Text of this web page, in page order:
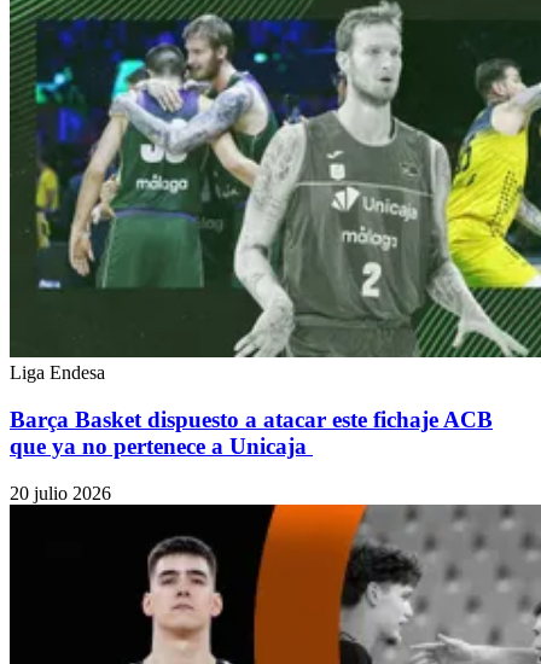
Liga Endesa
Barça Basket dispuesto a atacar este fichaje ACB
que ya no pertenece a Unicaja
20 julio 2026